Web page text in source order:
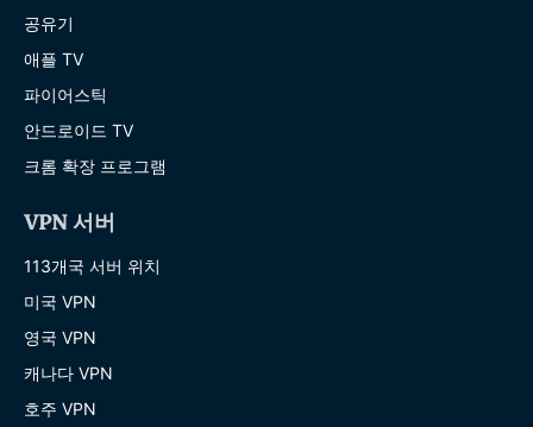
공유기
애플 TV
파이어스틱
안드로이드 TV
크롬 확장 프로그램
VPN 서버
113개국 서버 위치
미국 VPN
영국 VPN
캐나다 VPN
호주 VPN